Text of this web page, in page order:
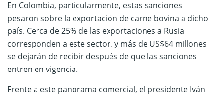
En Colombia, particularmente, estas sanciones
pesaron sobre la exportación de carne bovina a dicho
país. Cerca de 25% de las exportaciones a Rusia
corresponden a este sector, y más de US$64 millones
se dejarán de recibir después de que las sanciones
entren en vigencia.
Frente a este panorama comercial, el presidente Iván